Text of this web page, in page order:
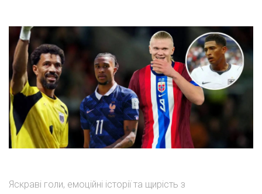
Яскраві голи, емоційні історії та щирість з